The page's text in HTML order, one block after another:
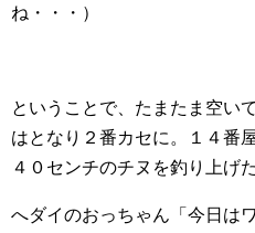
ね・・・）
ということで、たまたま空い
はとなり２番カセに。１４番
４０センチのチヌを釣り上げ
へダイのおっちゃん「今日は